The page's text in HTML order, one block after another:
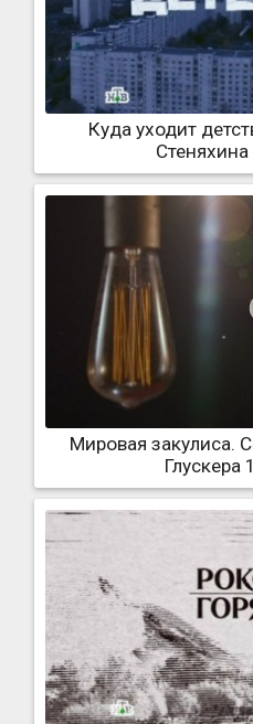
Куда уходит
Мировая закулиса.
Глускера